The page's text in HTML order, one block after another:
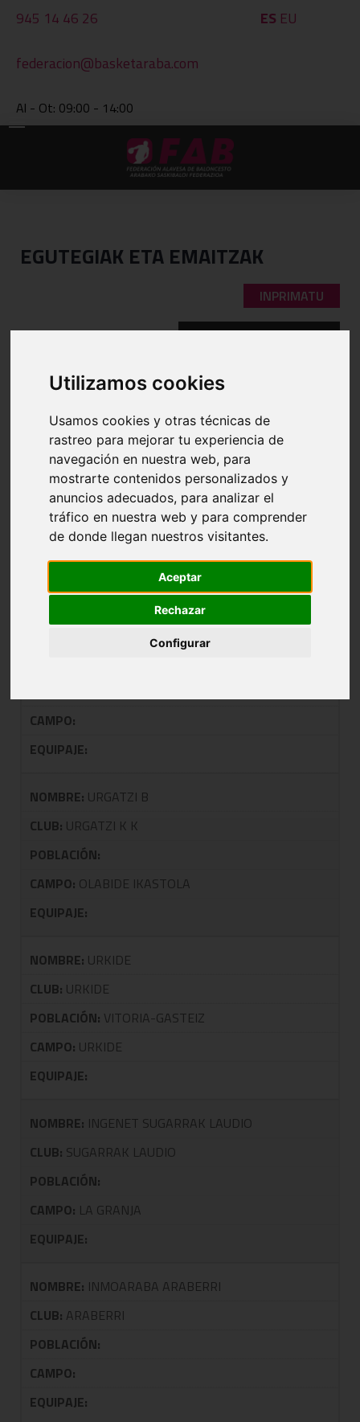
Utilizamos cookies
Usamos cookies y otras técnicas de
rastreo para mejorar tu experiencia de
navegación en nuestra web, para
mostrarte contenidos personalizados y
anuncios adecuados, para analizar el
tráfico en nuestra web y para comprender
de donde llegan nuestros visitantes.
Aceptar
Rechazar
Configurar
945 14 46 26
federacion@basketaraba.com
Al - Ot: 09:00 - 14:00
ES EU
EGUTEGIAK ETA EMAITZAK
INPRIMATU
BESTE TALDE BAT IKUSI
TALDEA: 0504 JUN.MAS.2ª-2ªFASE-
NOMBRE:AXA AMURRIO
CLUB:ZARAOBE
POBLACIÓN:
CAMPO:BAÑUETA
EQUIPAJE:
CAMPO:
EQUIPAJE:
NOMBRE: URGATZI B
CLUB: URGATZI K K
POBLACIÓN:
CAMPO: OLABIDE IKASTOLA
EQUIPAJE:
NOMBRE: URKIDE
CLUB: URKIDE
POBLACIÓN: VITORIA-GASTEIZ
CAMPO: URKIDE
EQUIPAJE:
NOMBRE: INGENET SUGARRAK LAUDIO
CLUB: SUGARRAK LAUDIO
POBLACIÓN:
CAMPO: LA GRANJA
EQUIPAJE:
NOMBRE: INMOARABA ARABERRI
CLUB: ARABERRI
POBLACIÓN:
CAMPO:
EQUIPAJE: